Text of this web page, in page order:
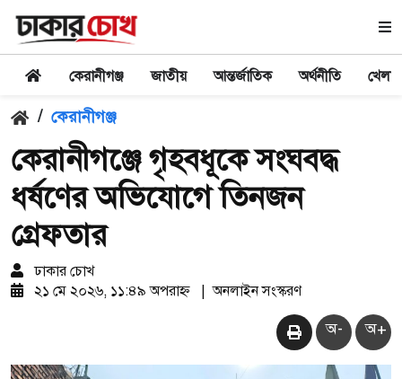
কেরানীগঞ্জ জাতীয় আন্তর্জাতিক অর্থনীতি খেলা
/ কেরানীগঞ্জ
কেরানীগঞ্জে গৃহবধূকে সংঘবদ্ধ
ধর্ষণের অভিযোগে তিনজন
গ্রেফতার
ঢাকার চোখ
২১ মে ২০২৬, ১১:৪৯ অপরাহ্ন
অনলাইন সংস্করণ
অ- অ+